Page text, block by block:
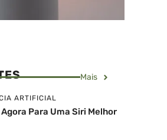
Mais
ARTIFICIAL
Para Uma Siri Melhor